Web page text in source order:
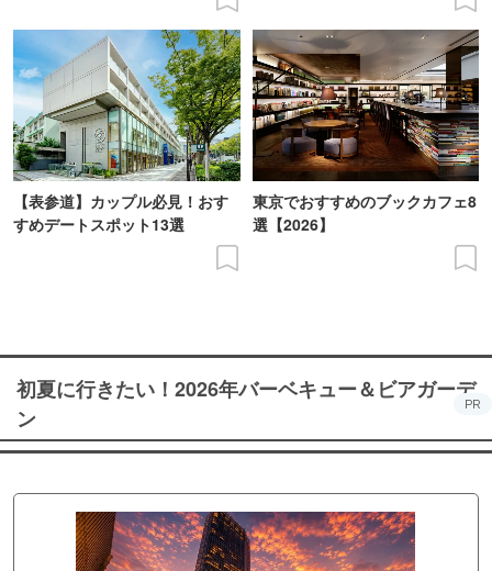
【表参道】カップル必見！おす
すめデートスポット13選
東京でおすすめのブックカフェ8
選【2026】
初夏に行きたい！2026年バーベキュー＆ビアガーデ
ン
PR